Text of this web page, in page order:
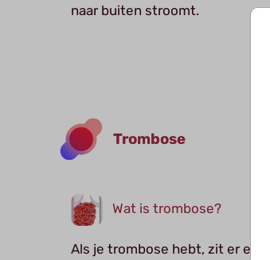
naar buiten stroomt.
Trombose
Wat is trombose?
Als je trombose hebt, zit er een